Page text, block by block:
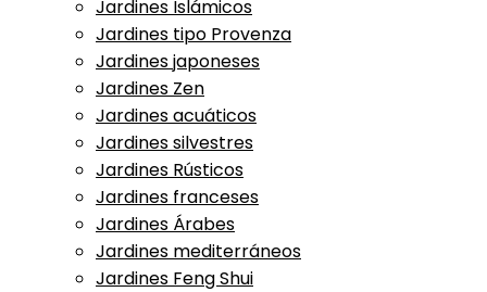
Jardines Islámicos
Jardines tipo Provenza
Jardines japoneses
Jardines Zen
Jardines acuáticos
Jardines silvestres
Jardines Rústicos
Jardines franceses
Jardines Árabes
Jardines mediterráneos
Jardines Feng Shui